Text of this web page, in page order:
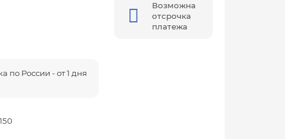
по России - от 1 дня
150
Возможна
отсрочка
платежа